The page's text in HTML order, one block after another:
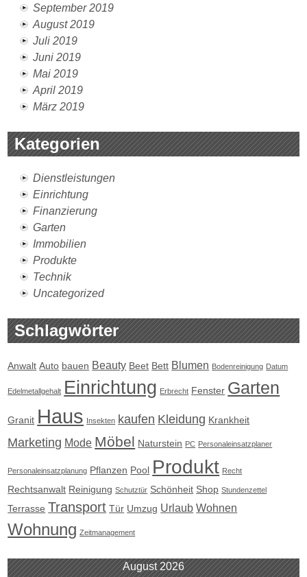
September 2019
August 2019
Juli 2019
Juni 2019
Mai 2019
April 2019
März 2019
Kategorien
Dienstleistungen
Einrichtung
Finanzierung
Garten
Immobilien
Produkte
Technik
Uncategorized
Schlagwörter
Anwalt Auto bauen Beauty Beet Bett Blumen Bodenreinigung Datum
Edelmetallgehalt Einrichtung Erbrecht Fenster Garten
Granit Haus Insekten kaufen Kleidung Krankheit
Marketing Mode Möbel Naturstein PC Personaleinsatzplaner
Personaleinsatzplanung Pflanzen Pool Produkt Recht
Rechtsanwalt Reinigung Schutztür Schönheit Shop Stundenzettel
Terrasse Transport Tür Umzug Urlaub Wohnen
Wohnung Zeitmanagement
August 2026